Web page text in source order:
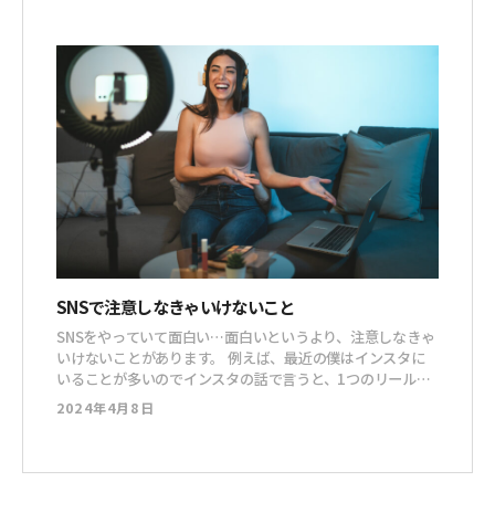
SNSで注意しなきゃいけないこと
SNSをやっていて面白い…面白いというより、注意しなきゃ
いけないことがあります。 例えば、最近の僕はインスタに
いることが多いのでインスタの話で言うと、1つのリールが
強烈にバズったりするじゃないですか。 それで、数日の間
にフォロワーが数万人増えちゃうことってありますよね。
2024年4月8日